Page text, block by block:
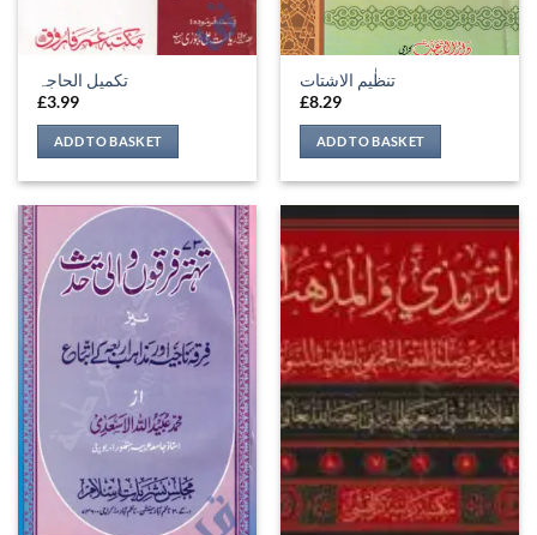
تکمیل الحاجہ
£3.99
ADD TO BASKET
تنظٰیم الاشتات
£8.29
ADD TO BASKET